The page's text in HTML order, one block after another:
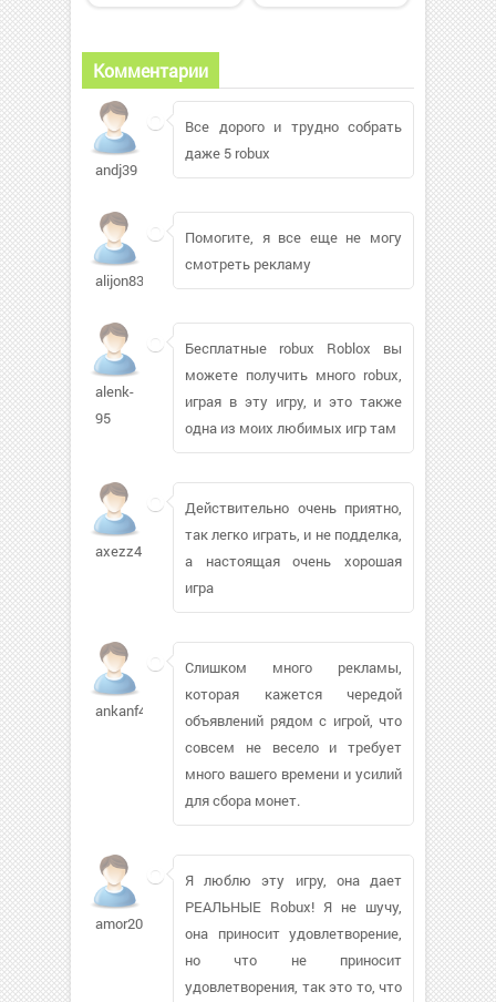
Комментарии
andj39
Все дорого и трудно собрать
даже 5 robux
alijon83815
Помогите, я все еще не могу
смотреть рекламу
alenk-
95
Бесплатные robux Roblox вы
можете получить много robux,
играя в эту игру, и это также
одна из моих любимых игр там
axezz452
Действительно очень приятно,
так легко играть, и не подделка,
а настоящая очень хорошая
игра
ankanf425
Слишком много рекламы,
которая кажется чередой
объявлений рядом с игрой, что
совсем не весело и требует
много вашего времени и усилий
для сбора монет.
amor2000481
Я люблю эту игру, она дает
РЕАЛЬНЫЕ Robux! Я не шучу,
она приносит удовлетворение,
но что не приносит
удовлетворения, так это то, что